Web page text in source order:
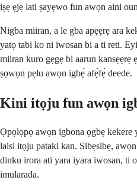
iṣẹ ẹjẹ lati ṣayẹwo fun awọn aini
Nigba miiran, a le gba apẹẹrẹ ara
yatọ tabi ko ni iwosan bi a ti reti.
miiran kuro gẹgẹ bi aarun kansẹẹrẹ
ṣọwọn pẹlu awọn igbẹ́ afẹ́fẹ́ deede.
Kini itọju fun awọn
Ọpọlọpọ awọn igbona ọgbẹ kekere
laisi itọju pataki kan. Sibẹsibẹ,
dinku irora ati yara iyara iwosan, ti
imularada.